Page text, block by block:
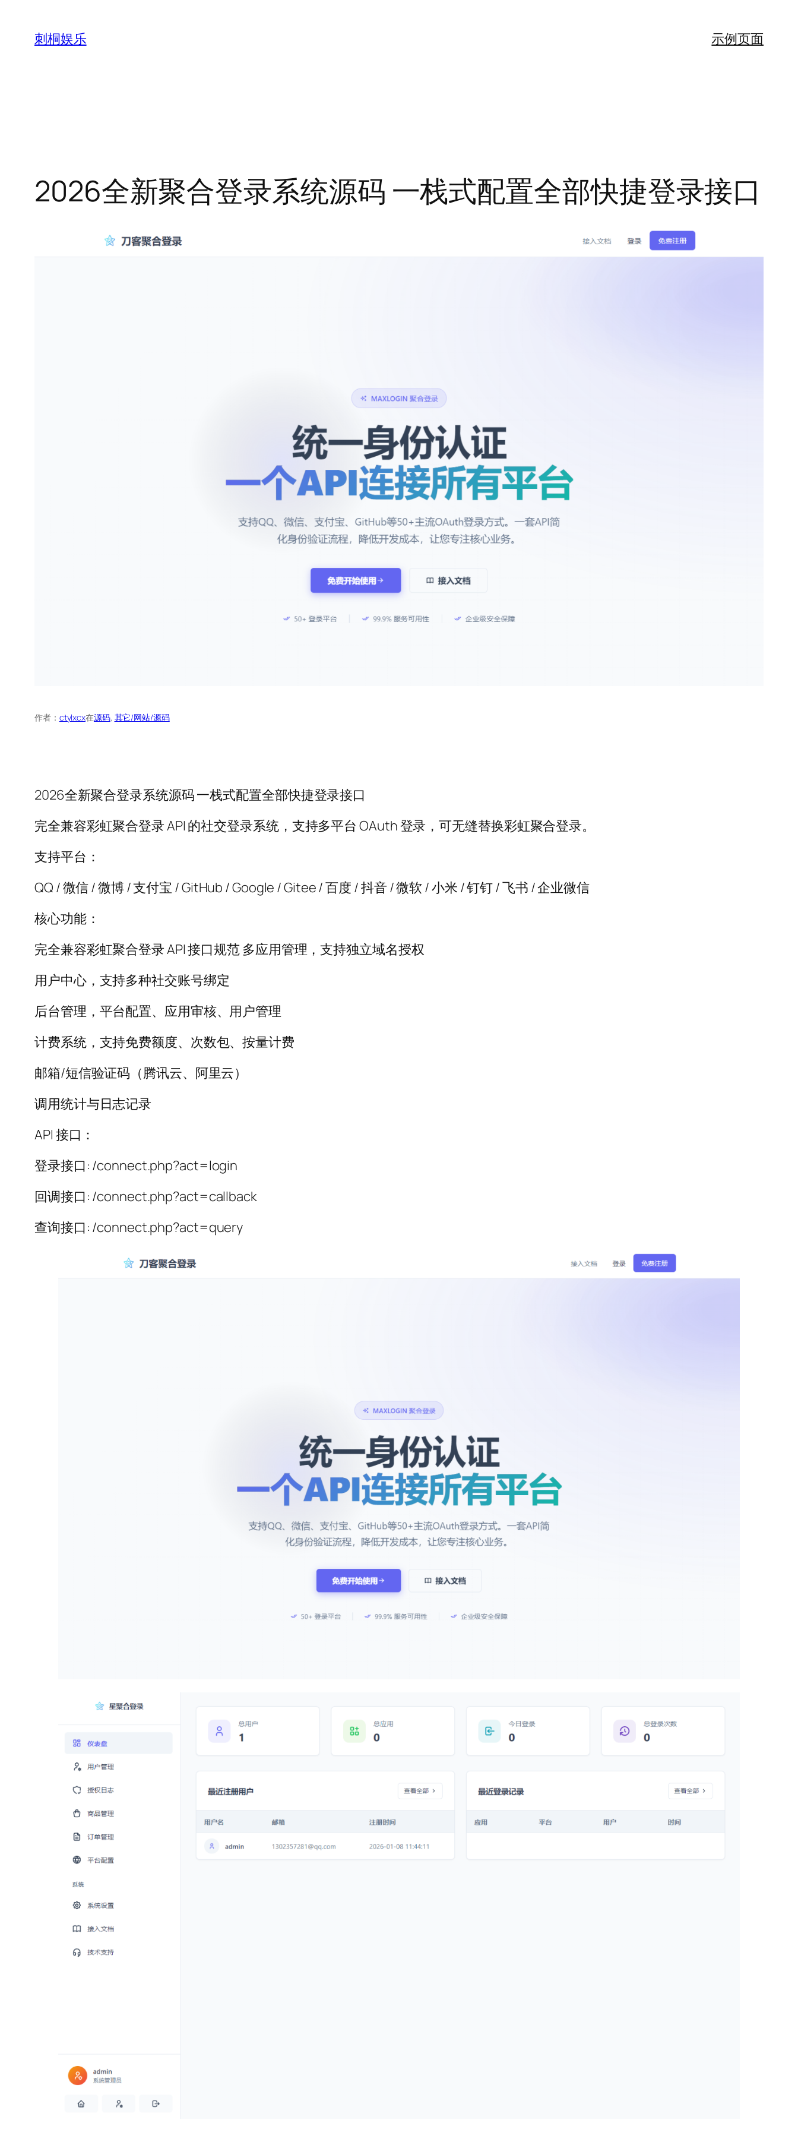
刺桐娱乐 示例页面
2026全新聚合登录系统源码 一栈式配置全部快捷登录接口
作者： ctylxcx在源码, 其它/网站/源码
2026全新聚合登录系统源码 一栈式配置全部快捷登录接口
完全兼容彩虹聚合登录 API 的社交登录系统，支持多平台 OAuth 登录，可无缝替换彩虹聚合登录。
支持平台：
QQ / 微信 / 微博 / 支付宝 / GitHub / Google / Gitee / 百度 / 抖音 / 微软 / 小米 / 钉钉 / 飞书 / 企业微信
核心功能：
完全兼容彩虹聚合登录 API 接口规范 多应用管理，支持独立域名授权
用户中心，支持多种社交账号绑定
后台管理，平台配置、应用审核、用户管理
计费系统，支持免费额度、次数包、按量计费
邮箱/短信验证码（腾讯云、阿里云）
调用统计与日志记录
API 接口：
登录接口: /connect.php?act=login
回调接口: /connect.php?act=callback
查询接口: /connect.php?act=query